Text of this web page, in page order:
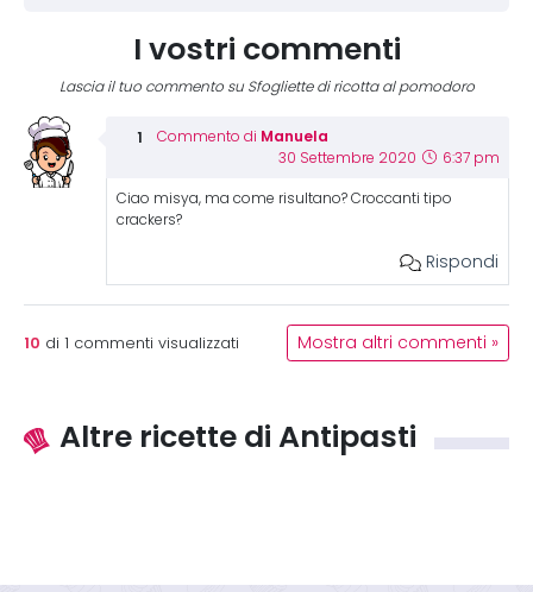
I vostri commenti
Lascia il tuo commento su Sfogliette di ricotta al pomodoro
Commento di Manuela
30 Settembre 2020 6:37 pm
Ciao misya, ma come risultano? Croccanti tipo
crackers?
Rispondi
10 di 1 commenti visualizzati Mostra altri commenti »
Altre ricette di Antipasti